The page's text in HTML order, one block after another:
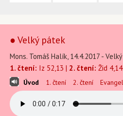
● Velký pátek
Mons. Tomáš Halík, 14.4.2017 -
1. čtení: Iz 52,13 | 2. čtení: Žid
Úvod 1. čtení 2. čtení